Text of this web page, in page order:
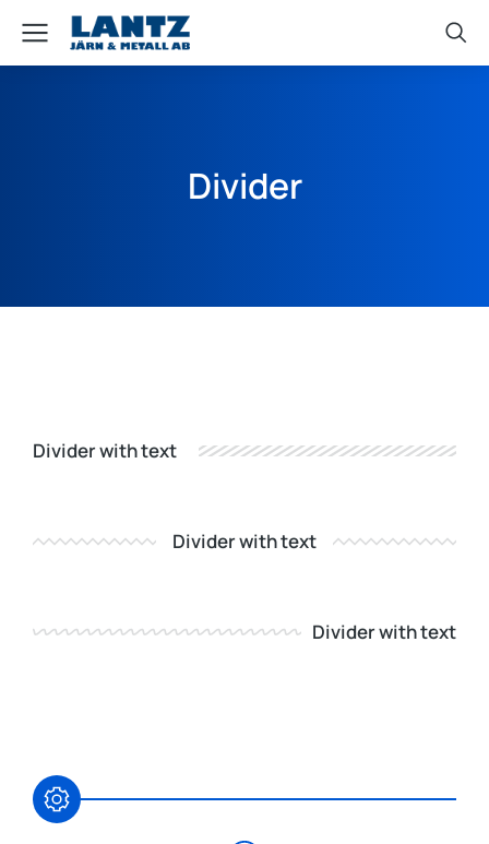
Divider
Divider with text
Divider with text
Divider with text